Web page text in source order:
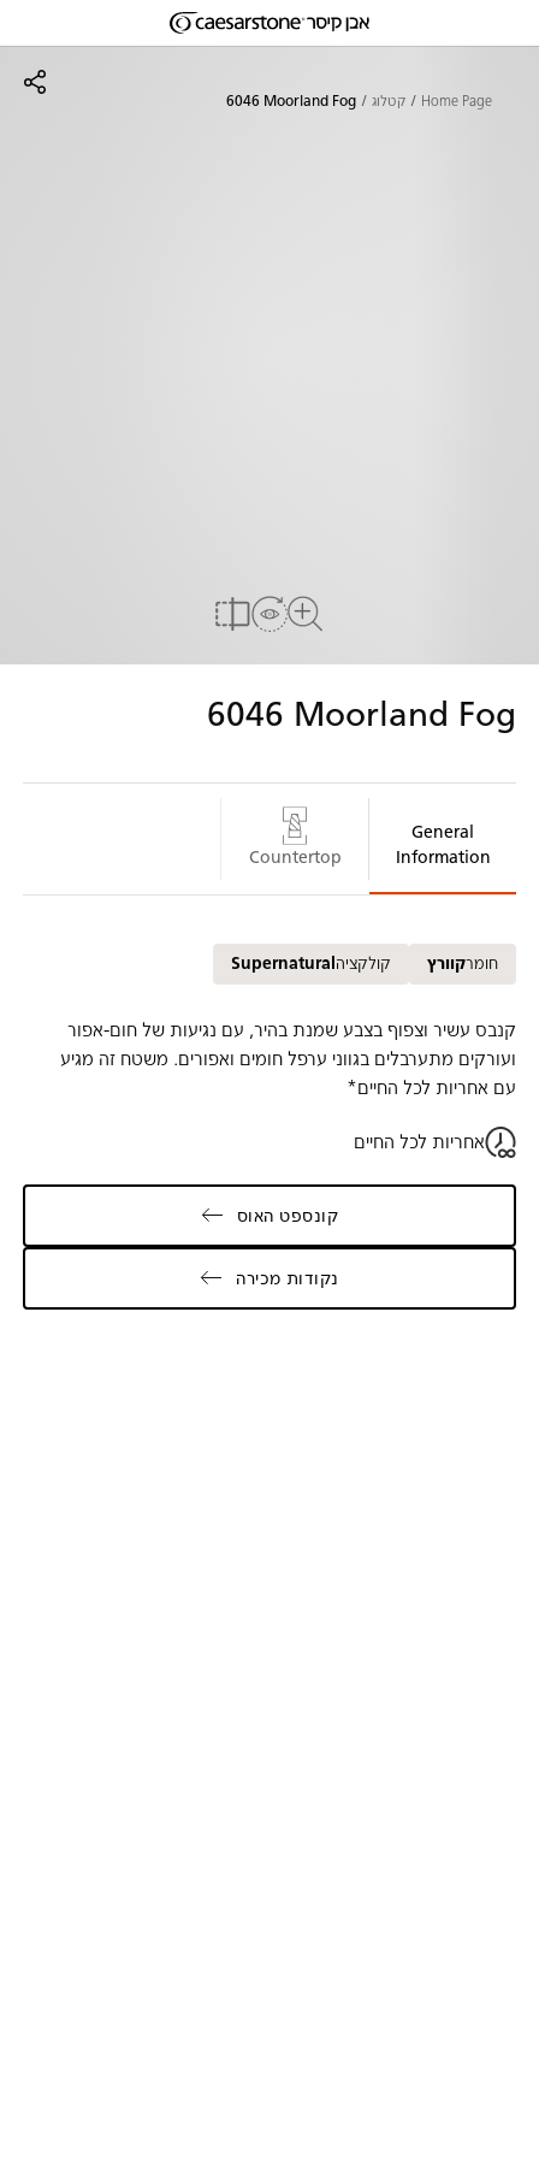
Home Page קטלוג 6046 Moorland Fog
הדמייה אצלך בבית
6046 Moorland Fog
General
Information
Countertop
חומרקוורץ קולקציה Supernatural
קנבס עשיר וצפוף בצבע שמנת בהיר, עם נגיעות של חום-אפור
ועורקים מתערבלים בגווני ערפל חומים ואפורים. משטח זה מגיע
עם אחריות לכל החיים*
אחריות לכל החיים
קונספט האוס
נקודות מכירה